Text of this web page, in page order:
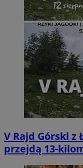
V Rajd Górski z
przejdą 13-